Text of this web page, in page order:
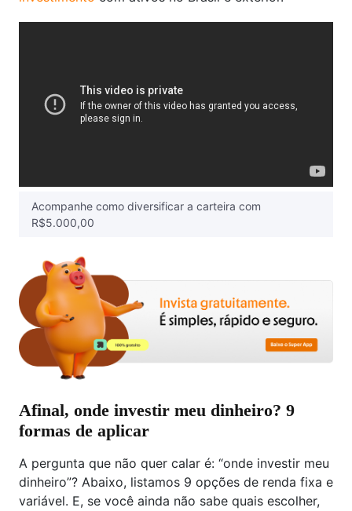
Acompanhe como diversificar a carteira com
R$5.000,00
Afinal, onde investir meu dinheiro? 9
formas de aplicar
A pergunta que não quer calar é: “onde investir meu
dinheiro”? Abaixo, listamos 9 opções de renda fixa e
variável. E, se você ainda não sabe quais escolher,